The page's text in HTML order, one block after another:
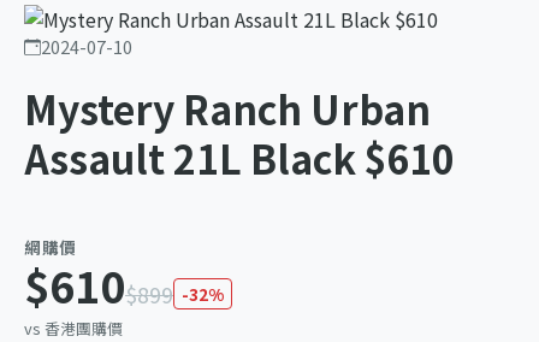
2024-07-10
Mystery Ranch Urban
Assault 21L Black $610
網購價
$610$899 -32%
vs 香港團購價